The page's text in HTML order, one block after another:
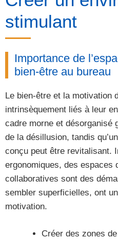
stimulant
Importance de
bien-être au bureau
Le bien-être et la motivation
intrinsèquement liés à leur
cadre morne et désorganisé
de la désillusion, tandis
conçu peut être revitalisant.
ergonomiques, des espaces
collaboratives sont des
sembler superficielles, ont
motivation.
Créer des zones